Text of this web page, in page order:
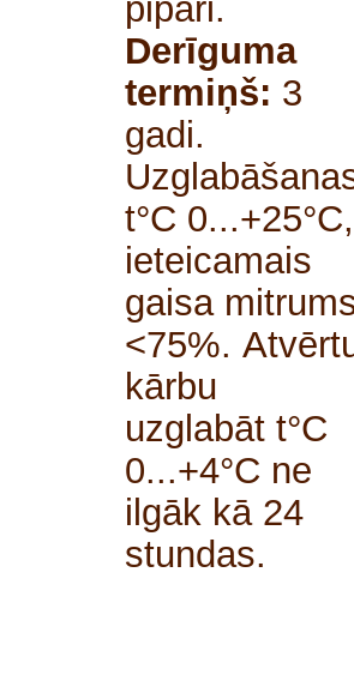
Derīguma
termiņš: 3
gadi.
t°C 0...+25°C,
ieteicamais
gaisa
<75%.
kārbu
uzglabāt t°C
0...+4°C ne
ilgāk kā 24
stundas.